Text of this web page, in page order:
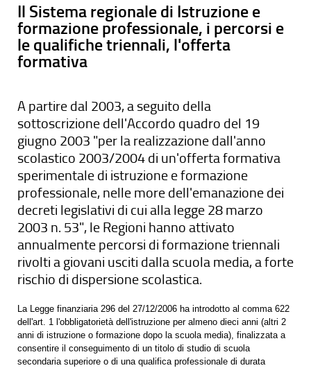
Il Sistema regionale di Istruzione e
formazione professionale, i percorsi e
le qualifiche triennali, l'offerta
formativa
A partire dal 2003, a seguito della
sottoscrizione dell'Accordo quadro del 19
giugno 2003 "per la realizzazione dall'anno
scolastico 2003/2004 di un'offerta formativa
sperimentale di istruzione e formazione
professionale, nelle more dell'emanazione dei
decreti legislativi di cui alla legge 28 marzo
2003 n. 53", le Regioni hanno attivato
annualmente percorsi di formazione triennali
rivolti a giovani usciti dalla scuola media, a forte
rischio di dispersione scolastica.
La Legge finanziaria 296 del 27/12/2006 ha introdotto al comma 622
dell'art. 1 l'obbligatorietà dell'istruzione per almeno dieci anni (altri 2
anni di istruzione o formazione dopo la scuola media), finalizzata a
consentire il conseguimento di un titolo di studio di scuola
secondaria superiore o di una qualifica professionale di durata